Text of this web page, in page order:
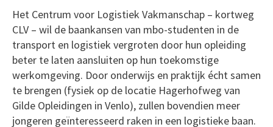
Het Centrum voor Logistiek Vakmanschap – kortweg
CLV – wil de baankansen van mbo-studenten in de
transport en logistiek vergroten door hun opleiding
beter te laten aansluiten op hun toekomstige
werkomgeving. Door onderwijs en praktijk écht samen
te brengen (fysiek op de locatie Hagerhofweg van
Gilde Opleidingen in Venlo), zullen bovendien meer
jongeren geïnteresseerd raken in een logistieke baan.